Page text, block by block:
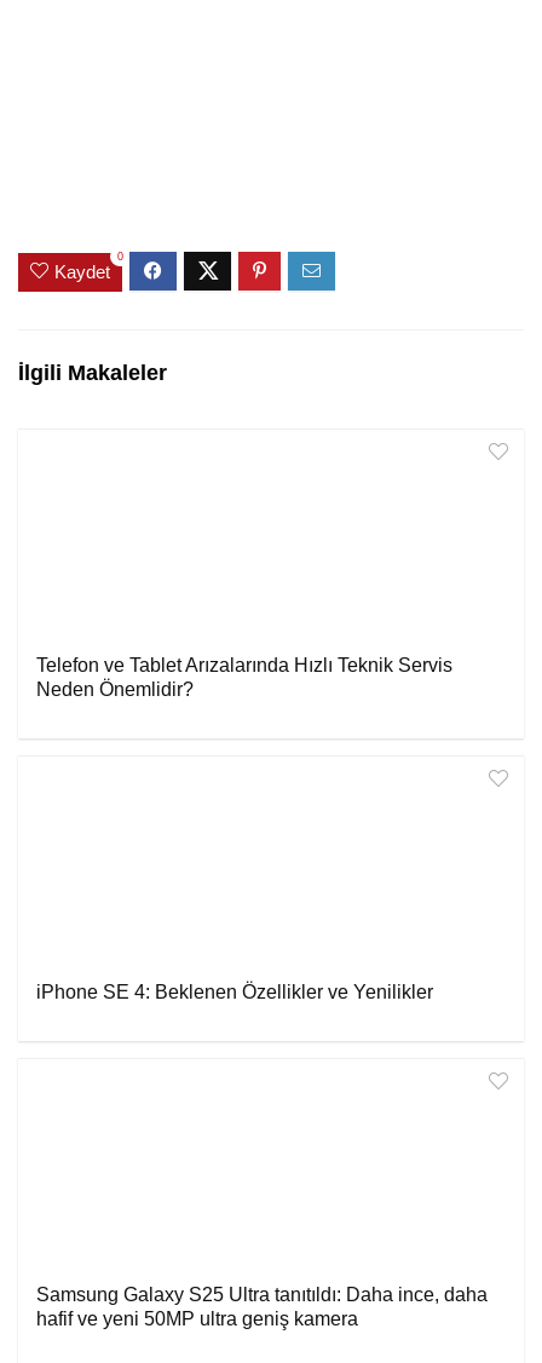
Kaydet
0
İlgili Makaleler
Telefon ve Tablet Arızalarında Hızlı Teknik Servis
Neden Önemlidir?
iPhone SE 4: Beklenen Özellikler ve Yenilikler
Samsung Galaxy S25 Ultra tanıtıldı: Daha ince, daha
hafif ve yeni 50MP ultra geniş kamera